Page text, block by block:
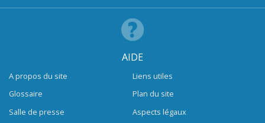
AIDE
A propos du site
Glossaire
Salle de presse
Liens utiles
Plan du site
Aspects légaux